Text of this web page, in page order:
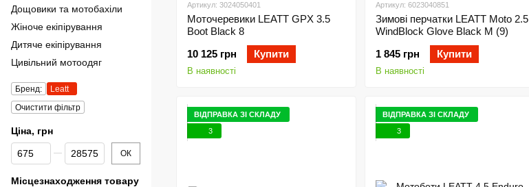
Артикул: 3024050401
Моточеревики LEATT GPX 3.5
Boot Black 8
10 125 грн
Купити
В наявності
Артикул: 6023040851
Зимові перчатки LEATT Moto 2.5
WindBlock Glove Black M (9)
1 845 грн
Купити
В наявності
ВІДПРАВКА ЗІ СКЛАДУ
3
ВІДПРАВКА ЗІ СКЛАДУ
3
Дощовики та мотобахіли
Жіноче екіпірування
Дитяче екіпірування
Цивільний мотоодяг
Бренд:
Leatt
Очистити фільтр
Ціна, грн
Від Ціна, грн
До Ціна, грн ОК
Місцезнаходження товару